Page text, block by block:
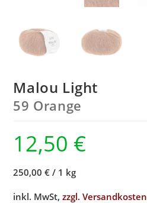
Malou Light
59 Orange
12,50 €
250,00 € / 1 kg
inkl. MwSt,zzgl. Versandkosten